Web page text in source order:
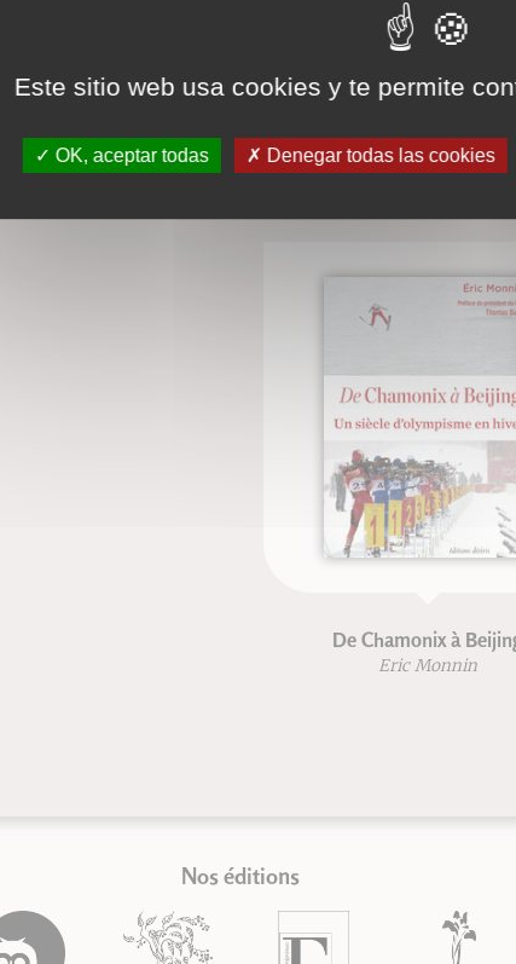
De Chamonix à
Eric Monnin
Nos éditions
Este sitio web usa cookies y te permite
OK, aceptar todas Denegar todas las cookies